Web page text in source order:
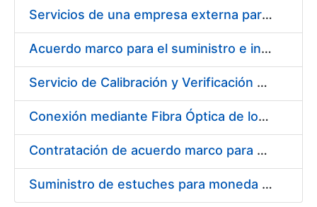
Servicios de una empresa externa para el asesoramiento y resolución de los recursos de alzada que se presentan relacionados con procesos de selección para la FNMT-RCM
Acuerdo marco para el suministro e instalación de persianas, estores y otros complementos
Servicio de Calibración y Verificación Externa de los Equipos de Medición del Servicio de Prevención de la FNMT-RCM
Conexión mediante Fibra Óptica de los Centros de Proceso de Datos (CPDs) de las sedes de la FNMT-RCM de Burgos y Madrid
Contratación de acuerdo marco para el Suministro de Material de Electricidad para la Fábrica Nacional de Moneda y Timbre-Real Casa de la Moneda en su centro de trabajo de Burgos
Suministro de estuches para moneda de 30 €